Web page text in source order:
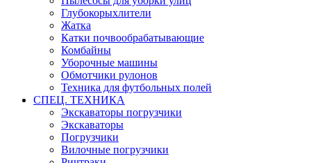
Глубокорыхлители
Жатка
Катки почвообрабатывающие
Комбайны
Уборочные машины
Обмотчики рулонов
Техника для футбольных полей
СПЕЦ. ТЕХНИКА
Экскаваторы погрузчики
Экскаваторы
Погрузчики
Вилочные погрузчики